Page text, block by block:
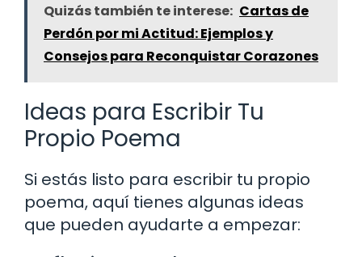
Quizás también te interese: Cartas de
Perdón por mi Actitud: Ejemplos y
Consejos para Reconquistar Corazones
Ideas para Escribir Tu
Propio Poema
Si estás listo para escribir tu propio
poema, aquí tienes algunas ideas
que pueden ayudarte a empezar: